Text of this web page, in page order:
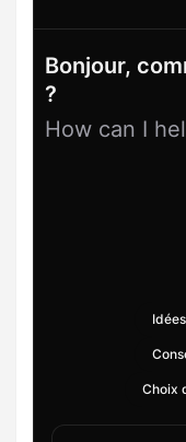
Bonjour,
?
How can I
Choix